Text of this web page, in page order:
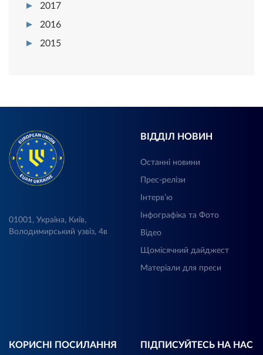
2017
2016
2015
01001, Україна, Київ,
Володимирський узвіз, 4в
ВІДДІЛ НОВИН
Останні новини
Прес-релізи
Інтерв’ю
Інфографіка та Фото
Відео
Щомісячний дайджест
Матеріали для преси
КОРИСНІ ПОСИЛАННЯ ПІДПИСУЙТЕСЬ НА НАС